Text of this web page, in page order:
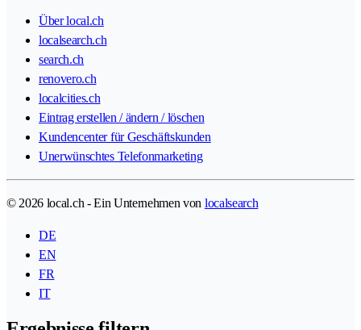
Über local.ch
localsearch.ch
search.ch
renovero.ch
localcities.ch
Eintrag erstellen / ändern / löschen
Kundencenter für Geschäftskunden
Unerwünschtes Telefonmarketing
© 2026 local.ch - Ein Unternehmen von localsearch
DE
EN
FR
IT